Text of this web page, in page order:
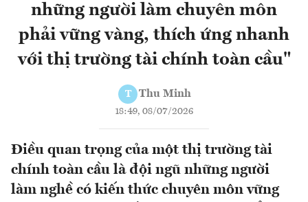
những người làm chuyên môn
phải vững vàng, thích ứng nhanh
với thị trường tài chính toàn cầu"
T Thu Minh
18:49, 08/07/2026
Điều quan trọng của một thị trường tài
chính toàn cầu là đội ngũ những người
làm nghề có kiến thức chuyên môn vững